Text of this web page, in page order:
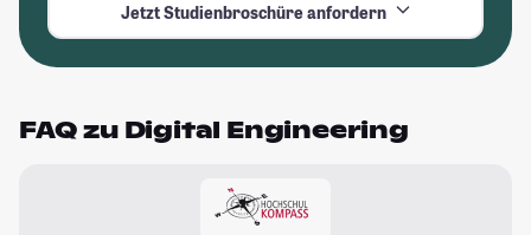
Jetzt Studienbroschüre anfordern
FAQ zu Digital Engineering